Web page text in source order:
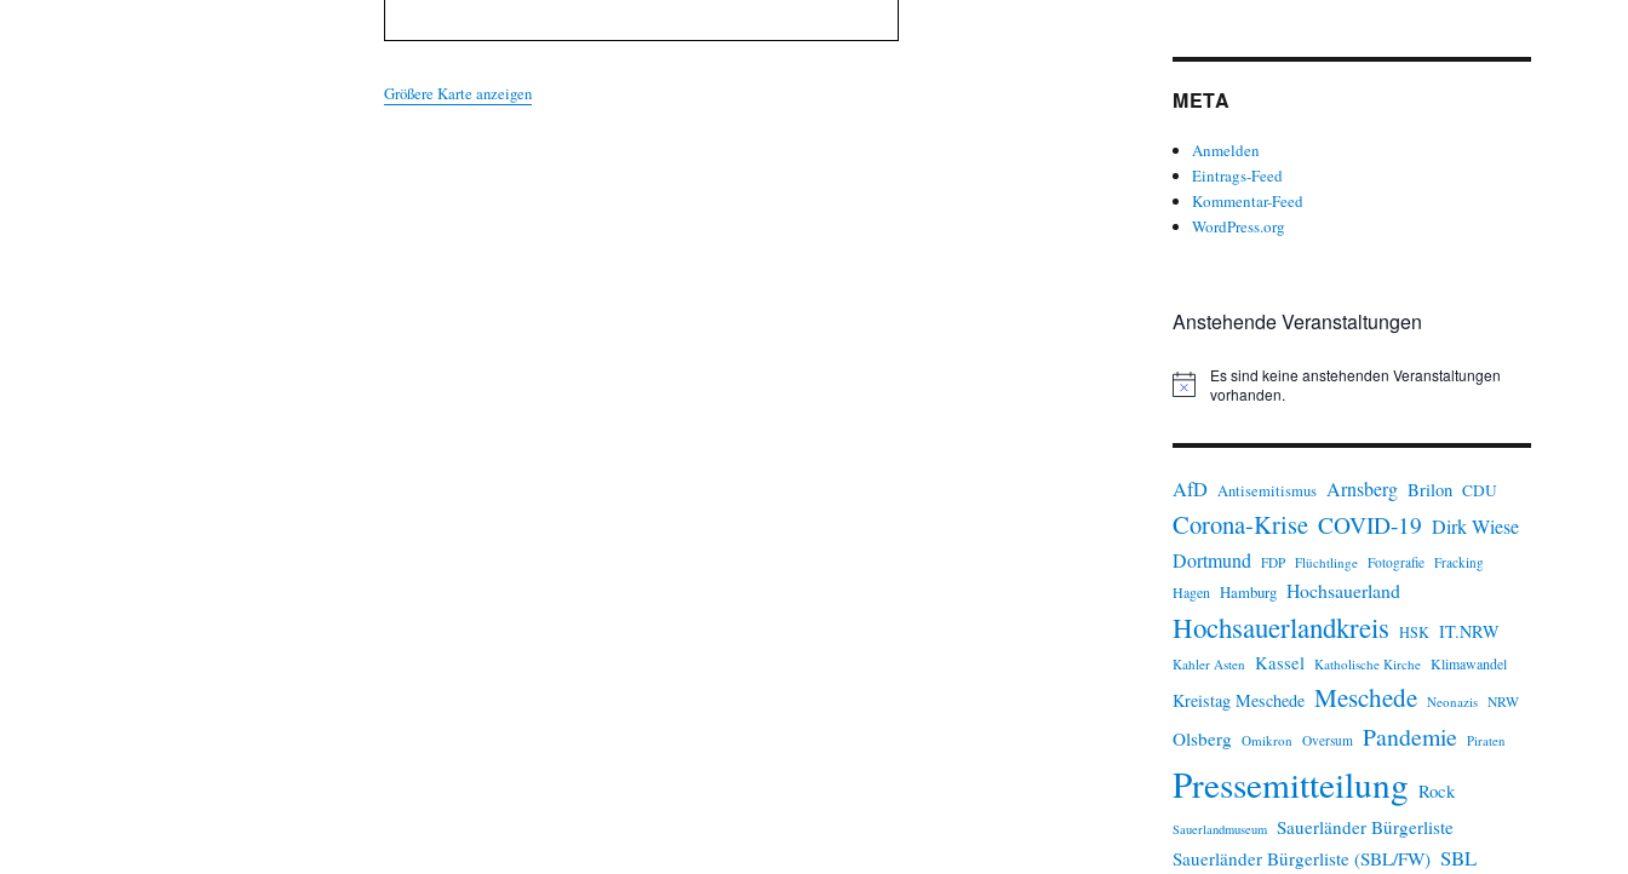
Größere Karte anzeigen META
Anmelden
Eintrags-Feed
Kommentar-Feed
WordPress.org
Anstehende Veranstaltungen
H
w
Es sind keine anstehenden Veranstaltungen
vorhanden.
AfD Antisemitismus Arnsberg Brilon CDU
Corona-Krise COVID-19 Dirk Wiese
Dortmund FDP Flüchtlinge Fotografie Fracking
Hagen Hamburg Hochsauerland
Hochsauerlandkreis HSK IT.NRW
Kahler Asten Kassel Katholische Kirche Klimawandel
Kreistag Meschede Meschede Neonazis NRW
Olsberg Omikron Oversum Pandemie Piraten
Pressemitteilung Rock
Sauerlandmuseum Sauerländer Bürgerliste
Sauerländer Bürgerliste (SBL/FW) SBL